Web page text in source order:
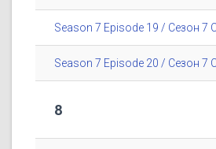
Season 7 Episode 19 / Сезон 7
Season 7 Episode 20 / Сезон 7
8